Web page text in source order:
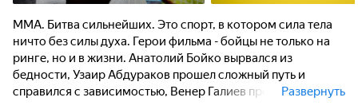
ММА. Битва сильнейших. Это спорт, в котором сила тела
ничто без силы духа. Герои фильма - бойцы не только на
ринге, но и в жизни. Анатолий Бойко вырвался из
бедности, Узаир Абдураков прошел сложный путь и
справился с зависимостью, Венер Галиев продолжает
Развернуть